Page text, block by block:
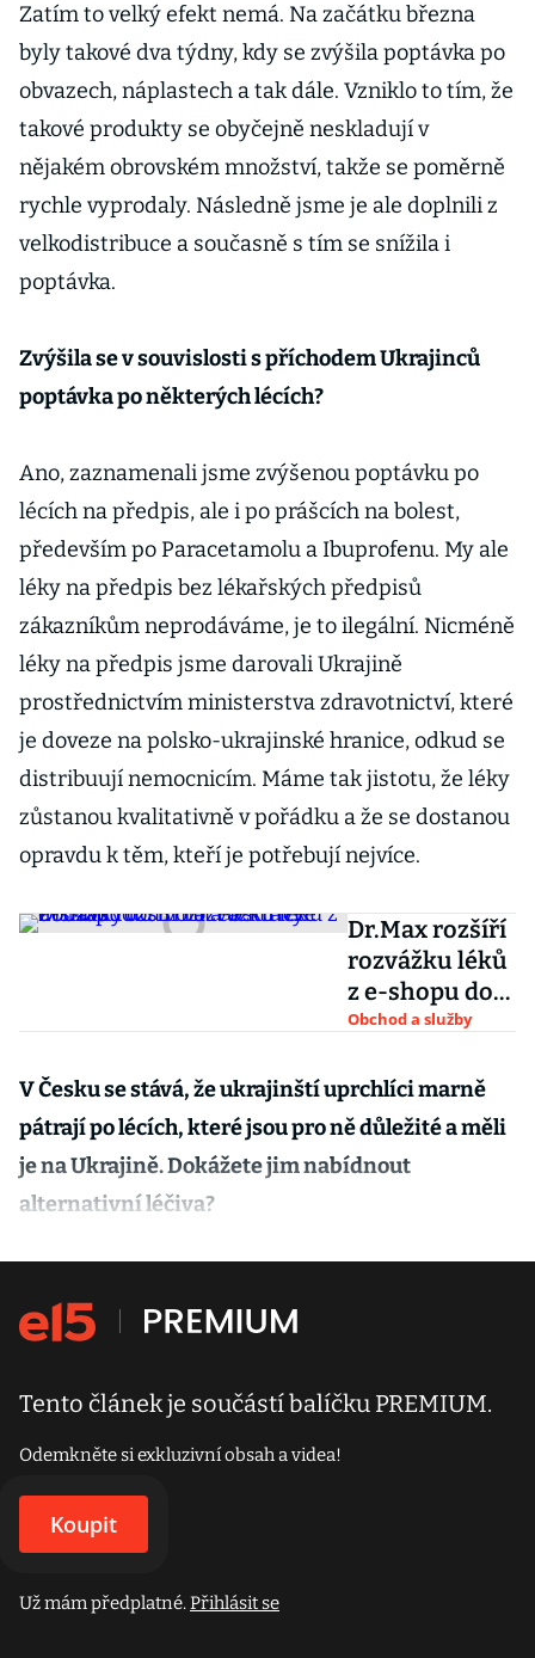
Zatím to velký efekt nemá. Na začátku března
byly takové dva týdny, kdy se zvýšila poptávka po
obvazech, náplastech a tak dále. Vzniklo to tím, že
takové produkty se obyčejně neskladují v
nějakém obrovském množství, takže se poměrně
rychle vyprodaly. Následně jsme je ale doplnili z
velkodistribuce a současně s tím se snížila i
poptávka.
Zvýšila se v souvislosti s příchodem Ukrajinců
poptávka po některých lécích?
Ano, zaznamenali jsme zvýšenou poptávku po
lécích na předpis, ale i po prášcích na bolest,
především po Paracetamolu a Ibuprofenu. My ale
léky na předpis bez lékařských předpisů
zákazníkům neprodáváme, je to ilegální. Nicméně
léky na předpis jsme darovali Ukrajině
prostřednictvím ministerstva zdravotnictví, které
je doveze na polsko-ukrajinské hranice, odkud se
distribuují nemocnicím. Máme tak jistotu, že léky
zůstanou kvalitativně v pořádku a že se dostanou
opravdu k těm, kteří je potřebují nejvíce.
Dr.Max rozšíří
rozvážku léků
z e-shopu do
Brna a
budou vozit
elektrické
Obchod a služby
V Česku se stává, že ukrajinští uprchlíci marně
pátrají po lécích, které jsou pro ně důležité a měli
je na Ukrajině. Dokážete jim nabídnout
alternativní léčiva?
Tento článek je součástí balíčku PREMIUM.
Odemkněte si exkluzivní obsah a videa!
Koupit
Už mám předplatné.Přihlásit se